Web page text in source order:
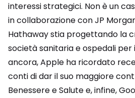
interessi strategici. Non è un
in collaborazione con JP
Hathaway stia progettando la
società sanitaria e ospedali
ancora, Apple ha ricordato
conti di dar il suo maggiore
Benessere e Salute e, infine,